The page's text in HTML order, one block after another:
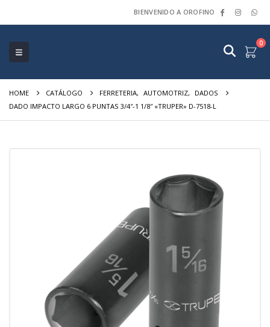
BIENVENIDO A OROFINO
0
HOME CATÁLOGO FERRETERIA, AUTOMOTRIZ,
DADOS
DADO IMPACTO LARGO 6 PUNTAS 3/4″-1 1/8″ «TRUPER» D-7518-L